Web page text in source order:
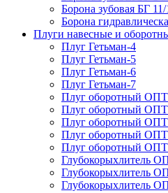
Борона зубовая БГ
Борона
Плуги навесные и
Плуг Гетьман-4
Плуг Гетьман-5
Плуг Гетьман-6
Плуг Гетьман-7
Плуг оборотный
Плуг оборотный
Плуг оборотный
Плуг оборотный
Плуг оборотный
Глубокорыхлитель
Глубокорыхлитель
Глубокорыхлитель